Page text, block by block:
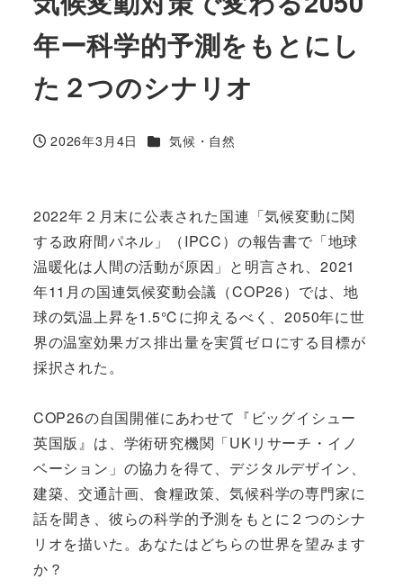
年ー科学的予測をもとにし
た２つのシナリオ
投稿日
2026年3月4日 カテゴリー
気候・自然
2022年２月末に公表された国連「気候変動に関
する政府間パネル」（IPCC）の報告書で「地球
温暖化は人間の活動が原因」と明言され、2021
年11月の国連気候変動会議（COP26）では、地
球の気温上昇を1.5℃に抑えるべく、2050年に世
界の温室効果ガス排出量を実質ゼロにする目標が
採択された。
COP26の自国開催にあわせて『ビッグイシュー
英国版』は、学術研究機関「UKリサーチ・イノ
ベーション」の協力を得て、デジタルデザイン、
建築、交通計画、食糧政策、気候科学の専門家に
話を聞き、彼らの科学的予測をもとに２つのシナ
リオを描いた。あなたはどちらの世界を望みます
か？